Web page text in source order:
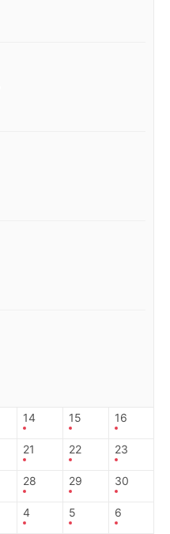
14 15 16
21 22 23
28 29 30
4 5 6